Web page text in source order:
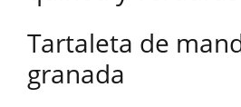
Tartaleta de
granada